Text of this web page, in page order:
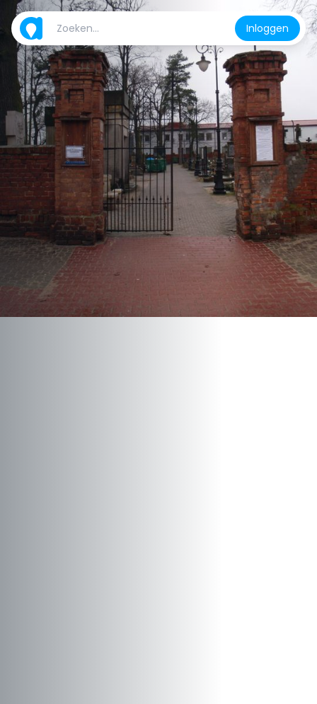
Inloggen